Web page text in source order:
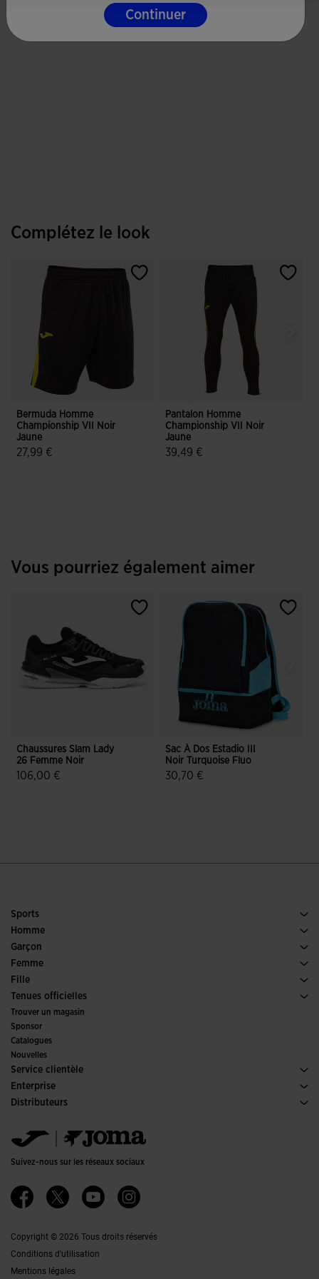
Complétez le look
Bermuda Homme
Championship VII Noir
Jaune
27,99 €
Pantalon Homme
Championship VII Noir
Jaune
39,49 €
Vous pourriez également aimer
Chaussures Slam Lady
26 Femme Noir
106,00 €
Sac À Dos Estadio III
Noir Turquoise Fluo
30,70 €
Sports
Running
Football
Padel
Trail Running
Homme
Chaussures Homme
Sports
Garçon
Voir tous les vêtements Garçon
Femme
Chaussures Femme
Sports
Fille
Voir tous les vêtements Fille
Tenues officielles
Football
Futsal
Comités et fédérations
Éditions Spéciales
Trouver un magasin
Sponsor
Catalogues
Nouvelles
Service clientèle
Conditions de Vente
Transport-et-livraison
FAQs
Enterprise
Histoire
Canal éthique
Politique de qualité et d'environnement
Emplois
Ethics Channel
Distributeurs
Jomanet
Service Marketing
Contacter
Suivez-nous sur les réseaux sociaux
Copyright © 2026 Tous droits réservés
Conditions d'utilisation
Mentions légales
Continuer